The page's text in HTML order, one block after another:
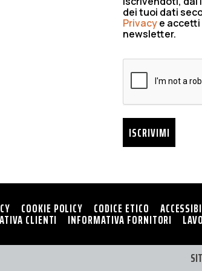
dei tuoi dati
Privacye accetti
newsletter.
ISCRIVIMI
COOKIE POLICY CODICE ETICO
CLIENTI INFORMATIVA FORNITORI